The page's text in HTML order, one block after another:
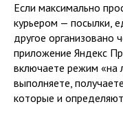
Если максимально
курьером — посылки,
другое организовано
приложение Яндекс
включаете режим «на
выполняете,
которые и